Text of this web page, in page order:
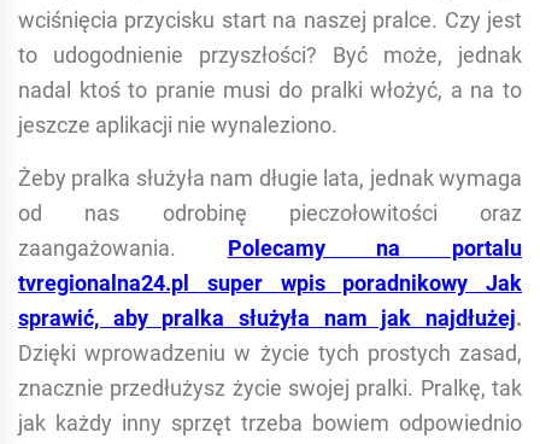
wciśnięcia przycisku start na naszej pralce. Czy jest
to udogodnienie przyszłości? Być może, jednak
nadal ktoś to pranie musi do pralki włożyć, a na to
jeszcze aplikacji nie wynaleziono.
Żeby pralka służyła nam długie lata, jednak wymaga
od nas odrobinę pieczołowitości oraz
zaangażowania. Polecamy na portalu
tvregionalna24.pl super wpis poradnikowy Jak
sprawić, aby pralka służyła nam jak najdłużej.
Dzięki wprowadzeniu w życie tych prostych zasad,
znacznie przedłużysz życie swojej pralki. Pralkę, tak
jak każdy inny sprzęt trzeba bowiem odpowiednio